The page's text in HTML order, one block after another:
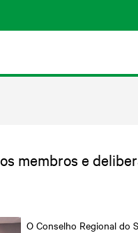
membros e
O Conselho Regional do